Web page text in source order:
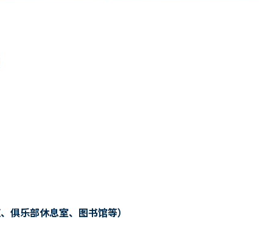
俱乐部休息室、图书馆等）